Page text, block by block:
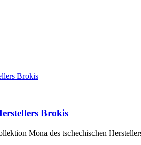
Brokis
Mona des tschechischen